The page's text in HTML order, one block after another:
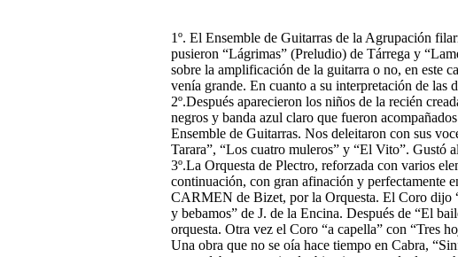
1º. El Ensemble de Guitarras de la Agrupación
pusieron “Lágrimas” (Preludio) de Tárrega y
sobre la amplificación de la guitarra o no, en este
venía grande. En cuanto a su interpretación de las
2º.Después aparecieron los niños de la recién
negros y banda azul claro que fueron
Ensemble de Guitarras. Nos deleitaron con sus
Tarara”, “Los cuatro muleros” y “El Vito”. Gustó
3º.La Orquesta de Plectro, reforzada con varios
continuación, con gran afinación y perfectamente
CARMEN de Bizet, por la Orquesta. El Coro dijo
y bebamos” de J. de la Encina. Después de “El
orquesta. Otra vez el Coro “a capella” con “Tres
Una obra que no se oía hace tiempo en Cabra,